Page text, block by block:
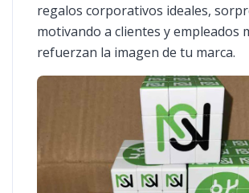
regalos corporativos ideales,
motivando a clientes y empleados
refuerzan la imagen de tu marca.